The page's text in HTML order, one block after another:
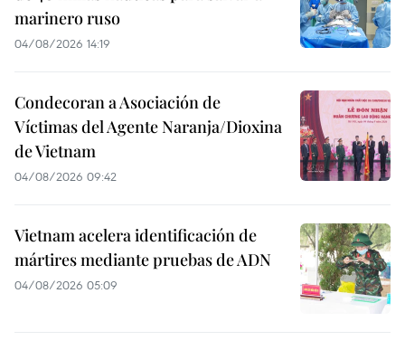
marinero ruso
04/08/2026 14:19
Condecoran a Asociación de
Víctimas del Agente Naranja/Dioxina
de Vietnam
04/08/2026 09:42
Vietnam acelera identificación de
mártires mediante pruebas de ADN
04/08/2026 05:09